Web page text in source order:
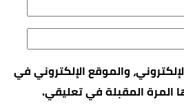
والموقع الإلكتروني في
المرة المقبلة في تعليقي.